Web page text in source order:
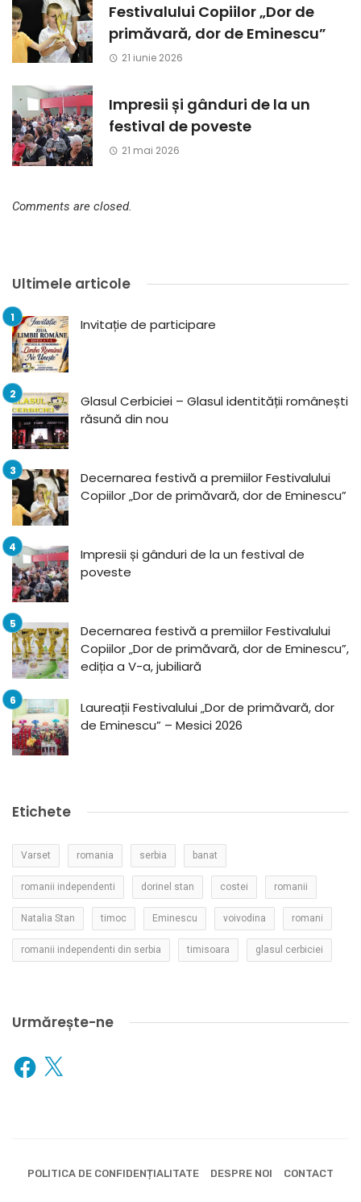
Festivalului Copiilor „Dor de
primăvară, dor de Eminescu”
21 iunie 2026
Impresii și gânduri de la un
festival de poveste
21 mai 2026
Comments are closed.
Ultimele articole
Invitație de participare
Glasul Cerbiciei – Glasul identității românești
răsună din nou
Decernarea festivă a premiilor Festivalului
Copiilor „Dor de primăvară, dor de Eminescu”
Impresii și gânduri de la un festival de
poveste
Decernarea festivă a premiilor Festivalului
Copiilor „Dor de primăvară, dor de Eminescu”,
ediția a V-a, jubiliară
Laureații Festivalului „Dor de primăvară, dor
de Eminescu” – Mesici 2026
Etichete
Varset romania serbia banat
romanii independenti dorinel stan costei romanii
Natalia Stan timoc Eminescu voivodina romani
romanii independenti din serbia timisoara glasul cerbiciei
Urmărește-ne
Facebook
X
POLITICA DE CONFIDENȚIALITATE DESPRE NOI CONTACT